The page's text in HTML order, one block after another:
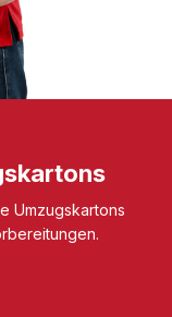
Umzugskartons